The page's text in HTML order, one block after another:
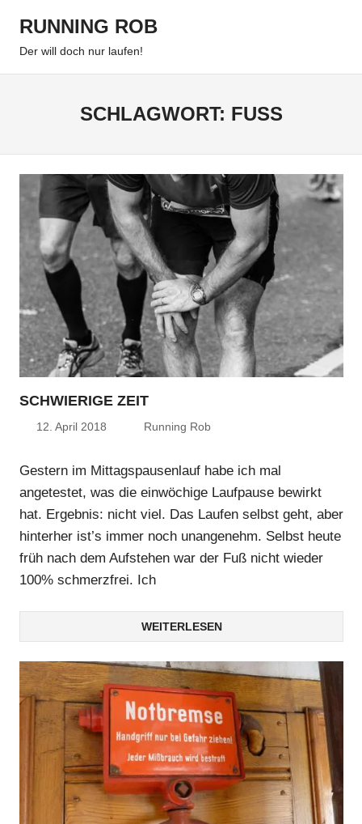
Inhalt
springen
RUNNING ROB
Der will doch nur laufen!
SCHLAGWORT: FUSS
SCHWIERIGE ZEIT
12. April 2018 Running Rob
Gestern im Mittagspausenlauf habe ich mal
angetestet, was die einwöchige Laufpause bewirkt
hat. Ergebnis: nicht viel. Das Laufen selbst geht, aber
hinterher ist’s immer noch unangenehm. Selbst heute
früh nach dem Aufstehen war der Fuß nicht wieder
100% schmerzfrei. Ich
WEITERLESEN